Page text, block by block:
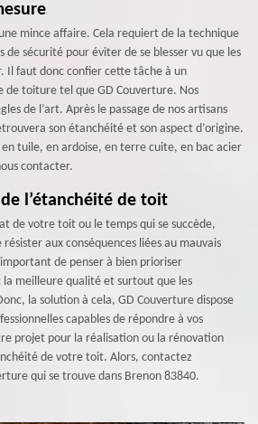
mince affaire. Cela requiert de la technique
de sécurité pour éviter de se blesser vu que les
Il faut donc confier cette tâche à un
de toiture tel que GD Couverture. Nos
de l’art. Après le passage de nos artisans
son étanchéité et son aspect d’origine.
tuile, en ardoise, en terre cuite, en bac acier
contacter.
l’étanchéité de toit
de votre toit ou le temps qui se succède,
aux conséquences liées au mauvais
de penser à bien prioriser
la meilleure qualité et surtout que les
la solution à cela, GD Couverture dispose
capables de répondre à vos
projet pour la réalisation ou la rénovation
de votre toit. Alors, contactez
qui se trouve dans Brenon 83840.